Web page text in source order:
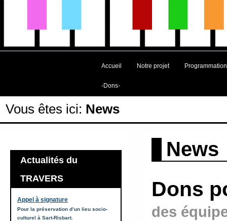
Accueil Notre projet Programmation
-Dons-
Vous êtes ici: News
Actualités du
TRAVERS
Appel à signature
Pour la préservation d’un lieu socio-
culturel à Sart-Risbart.
News
Dons
des